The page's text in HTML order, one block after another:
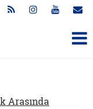
Arasında